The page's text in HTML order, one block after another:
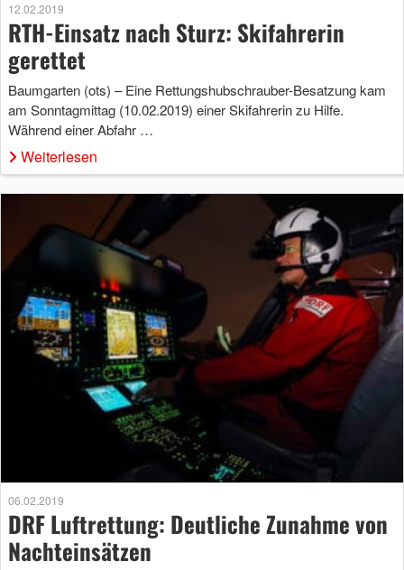
12.02.2019
RTH-Einsatz nach Sturz: Skifahrerin
gerettet
Baumgarten (ots) – Eine Rettungshubschrauber-Besatzung kam
am Sonntagmittag (10.02.2019) einer Skifahrerin zu Hilfe.
Während einer Abfahr …
Weiterlesen
06.02.2019
DRF Luftrettung: Deutliche Zunahme von
Nachteinsätzen